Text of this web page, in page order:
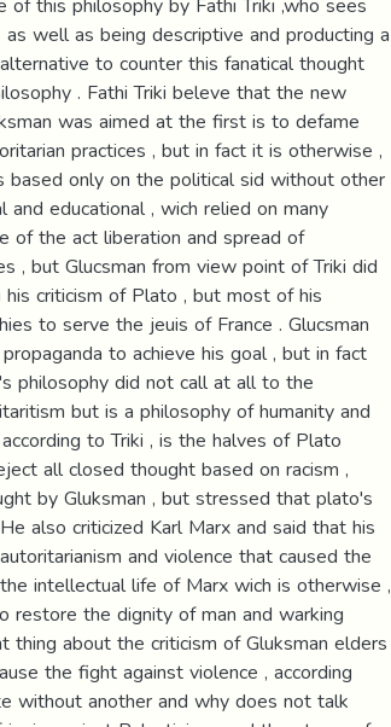
well as being descriptive and producting a
to counter this fanatical thought
. Fathi Triki beleve that the new
was aimed at the first is to defame
practices , but in fact it is otherwise ,
only on the political sid without other
educational , wich relied on many
of the act liberation and spread of
, but Glucsman from view point of Triki did
criticism of Plato , but most of his
to serve the jeuis of France . Glucsman
to achieve his goal , but in fact
philosophy did not call at all to the
but is a philosophy of humanity and
to Triki , is the halves of Plato
all closed thought based on racism ,
by Gluksman , but stressed that plato's
also criticized Karl Marx and said that his
and violence that caused the
intellectual life of Marx wich is otherwise ,
restore the dignity of man and warking
about the criticism of Gluksman elders
the fight against violence , according
without another and why does not talk